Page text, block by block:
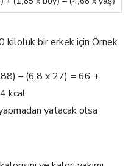
kiloluk bir erkek için Örnek
– (6.8 x 27) = 66 +
kcal
yatacak olsa